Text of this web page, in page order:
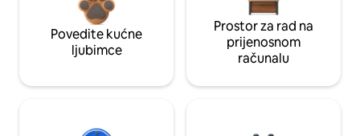
Povedite kućne
ljubimce
Prostor za rad na
prijenosnom
računalu